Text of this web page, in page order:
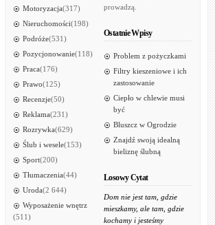
Motoryzacja(317)
Nieruchomości(198)
Podróże(531)
Pozycjonowanie(118)
Praca(176)
Prawo(125)
Recenzje(50)
Reklama(231)
Rozrywka(629)
Ślub i wesele(153)
Sport(200)
Tłumaczenia(44)
Uroda(2 644)
Wyposażenie wnętrz
(511)
prowadzą.
Ostatnie Wpisy
Problem z pożyczkami
Filtry kieszeniowe i ich
zastosowanie
Ciepło w chlewie musi
być
Bluszcz w Ogrodzie
Znajdź swoją idealną
bieliznę ślubną
Losowy Cytat
Dom nie jest tam, gdzie
mieszkamy, ale tam, gdzie
kochamy i jesteśmy